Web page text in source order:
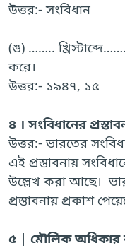
উত্তর:- সংবিধান
(ঙ) ……..
করে।
উত্তর:- ১৯৪৭, ১৫
৪ । সংবিধানের
উত্তর:- ভারতের
এই প্রস্তাবনায়
উল্লেখ করা আছে।
প্রস্তাবনায় প্রকাশ
৫ | মৌলিক